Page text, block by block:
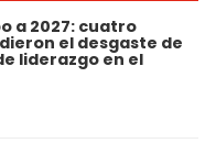
a 2027: cuatro
el desgaste de
liderazgo en el